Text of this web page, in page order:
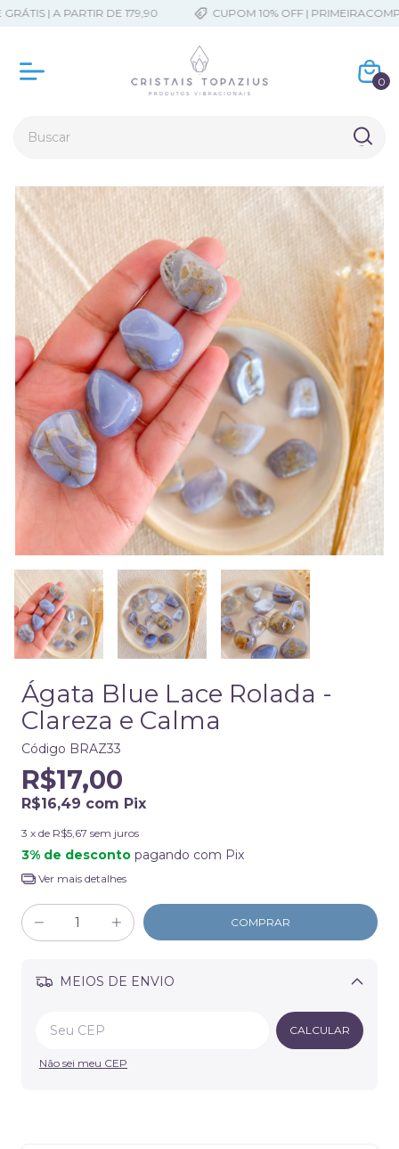
| A PARTIR DE 179,90 CUPOM 10% OFF | PRIMEIRACOMPRA
0
Ágata Blue Lace Rolada -
Clareza e Calma
Código BRAZ33
R$17,00
R$16,49 com Pix
3 x de R$5,67 sem juros
3% de desconto pagando com Pix
Ver mais detalhes
MEIOS DE ENVIO
Alterar CEP
CALCULAR
Não sei meu CEP